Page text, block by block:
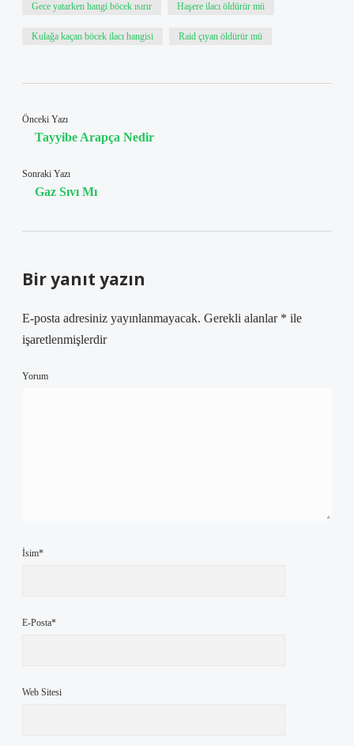
Gece yatarken hangi böcek ısırır Haşere ilacı öldürür mü
Kulağa kaçan böcek ilacı hangisi Raid çıyan öldürür mü
Önceki Yazı
Tayyibe Arapça Nedir
Sonraki Yazı
Gaz Sıvı Mı
Bir yanıt yazın
E-posta adresiniz yayınlanmayacak. Gerekli alanlar * ile
işaretlenmişlerdir
Yorum
İsim*
E-Posta*
Web Sitesi